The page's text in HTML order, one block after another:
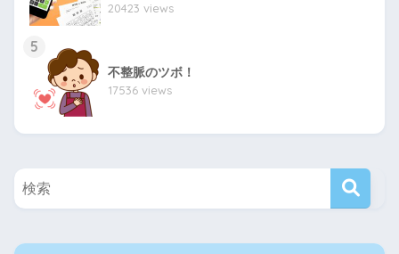
20423 views
5
不整脈のツボ！
17536 views